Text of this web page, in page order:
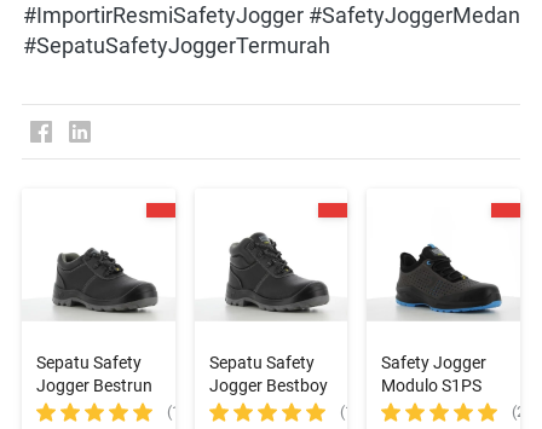
#ImportirResmiSafetyJogger #SafetyJoggerMedan
#SepatuSafetyJoggerTermurah
Sepatu Safety
Jogger Bestrun
S3
(1)
Sepatu Safety
Jogger Bestboy
S3
(1)
Safety Jogger
Modulo S1PS
Low Perf Grey
(2)